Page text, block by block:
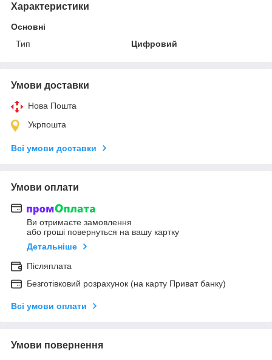
Характеристики
Основні
Тип
Цифровий
Умови доставки
Нова Пошта
Укрпошта
Всі умови доставки
Умови оплати
Ви отримаєте замовлення
або гроші повернуться на вашу картку
Детальніше
Післяплата
Безготівковий розрахунок (на карту Приват банку)
Всі умови оплати
Умови повернення